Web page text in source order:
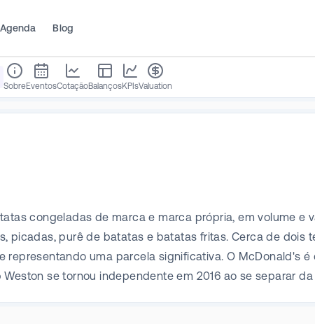
Agenda Blog
SobreEventosCotaçãoBalançosKPIsValuation
congeladas de marca e marca própria, em volume e
purê de batatas e batatas fritas. Cerca de dois
uma parcela significativa. O McDonald's
se tornou independente em 2016 ao se separar da